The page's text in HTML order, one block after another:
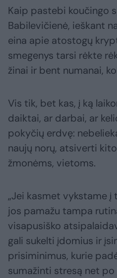
Kaip pastebi koučingo
Babilevičienė, ieškant
eina apie atostogų
smegenys tarsi rėkte
žinai ir bent numanai,
Vis tik, bet kas, į ką
daiktai, ar darbai, ar
pokyčių erdvę:
naujų norų, atsiverti
žmonėms, vietoms.
„Jei kasmet vykstame į
jos pamažu tampa
visapusiško
gali sukelti įdomius ir
prisiminimus, kurie
sumažinti stresą net po